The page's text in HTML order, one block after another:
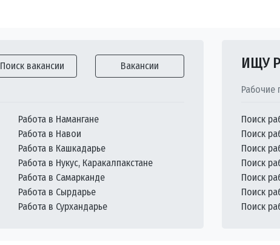
Поиск вакансии Вакансии
Работа в Намангане
Работа в Навои
Работа в Кашкадарье
Работа в Нукус, Каракалпакстане
Работа в Самарканде
Работа в Сырдарье
Работа в Сурхандарье
ИЩУ
Рабочие
Поиск
Поиск
Поиск
Поиск
Поиск
Поиск
Поиск